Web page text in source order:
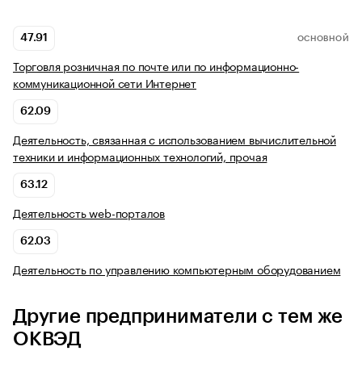
47.91 ОСНОВНОЙ
Торговля розничная по почте или по информационно-
коммуникационной сети Интернет
62.09
Деятельность, связанная с использованием вычислительной
техники и информационных технологий, прочая
63.12
Деятельность web-порталов
62.03
Деятельность по управлению компьютерным оборудованием
Другие предприниматели с тем же
ОКВЭД